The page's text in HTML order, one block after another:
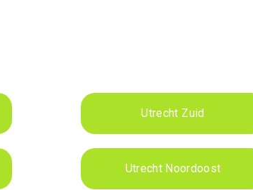
Utrecht Zuid
Utrecht Noordoost